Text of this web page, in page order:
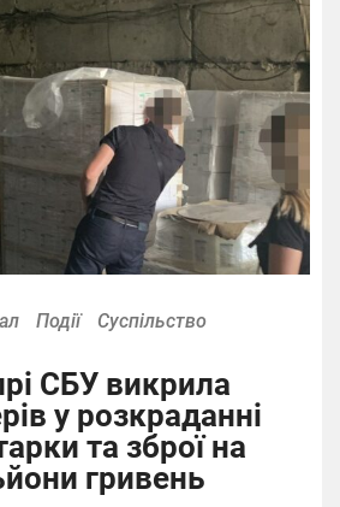
Події Суспільство
СБУ викрила
у розкраданні
та зброї на
гривень